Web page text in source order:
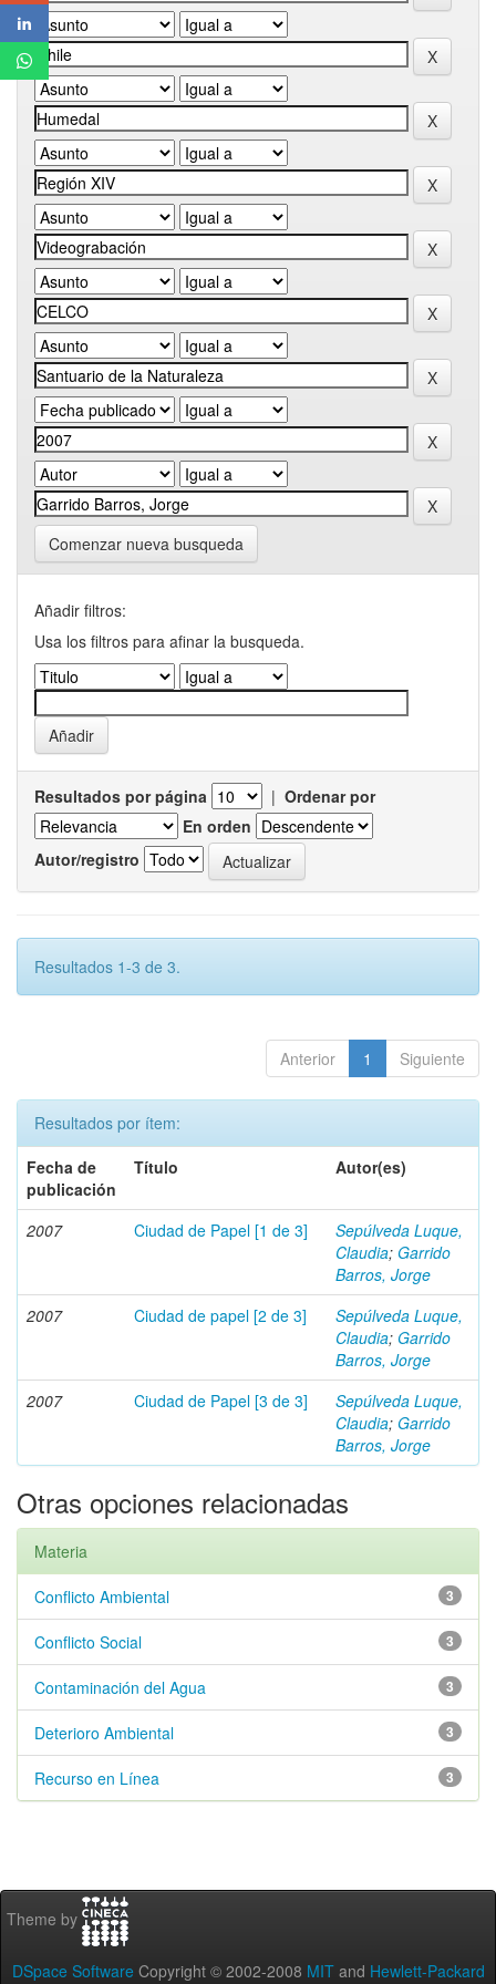
Comenzar nueva busqueda
Añadir filtros:
Usa los filtros para afinar la busqueda.
Resultados por página | Ordenar por
En orden
Autor/registro
Resultados 1-3 de 3.
Anterior 1 Siguiente
Resultados por ítem:
Fecha de
publicación
Título Autor(es)
2007 Ciudad de Papel [1 de 3]
Sepúlveda Luque,
Claudia; Garrido
Barros, Jorge
2007
Ciudad de papel [2 de 3]
Sepúlveda Luque,
Claudia; Garrido
Barros, Jorge
2007
Ciudad de Papel [3 de 3]
Sepúlveda Luque,
Claudia; Garrido
Barros, Jorge
Otras opciones relacionadas
Materia
3
Conflicto Ambiental
3
Conflicto Social
3
Contaminación del Agua
3
Deterioro Ambiental
3
Recurso en Línea
Theme by
DSpace Software Copyright © 2002-2008 MIT and Hewlett-Packard